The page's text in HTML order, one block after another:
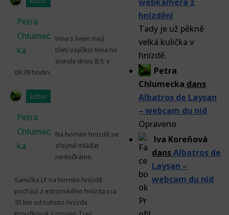
hnízdění
Tady je už pěkně
velká kulička v
hnízdě.
Petra
Chlumecka dans
Albatros de Laysan
– webcam du nid
Opraveno
Iva Koreňová
dansAlbatros de
Laysan –
webcam du nid
Petra
Chlumec
ka
Irma s Ivem mají
třetí vajíčko! Irma ho
snesla dnes 8.5. v
09:39 hodin.
Editor
Petra
Chlumec
ka
Na horním hnízdě se
zřejmě mláďat
nedočkáme.
Samička LF na horním hnízdě
pochází z estonského hnízda cca
35 km od tohoto hnízda.